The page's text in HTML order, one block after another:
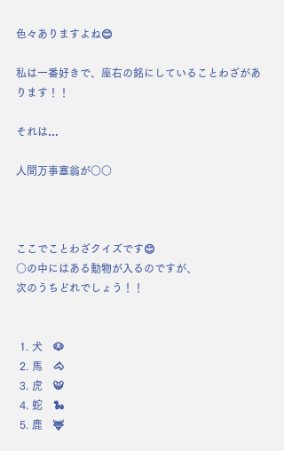
色々ありますよね😊
私は一番好きで、座右の銘にしていることわざがあ
ります！！
それは…
人間万事塞翁が○○
ここでことわざクイズです😊
○の中にはある動物が入るのですが、
次のうちどれでしょう！！
1. 犬　🐶
2. 馬　🐴
3. 虎　🐯
4. 蛇　🐍
5. 鹿　🦌